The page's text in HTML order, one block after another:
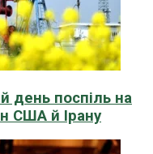
день поспіль на
США й Ірану